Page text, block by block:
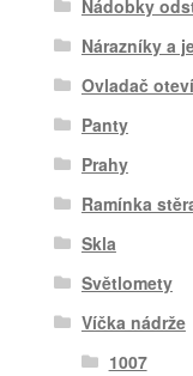
Nádobky
Nárazníky a
Ovladač
Panty
Prahy
Ramínka
Skla
Světlomety
Víčka nádrže
1007